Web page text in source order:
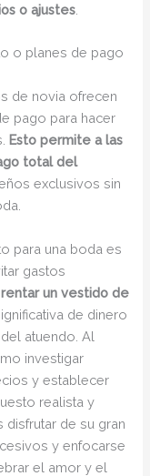
o ajustes
o planes de pago
de novia ofrecen
pago para hacer
Esto permite a las
total del
exclusivos sin
para una boda es
gastos
rentar un vestido de
de dinero
atuendo. Al
investigar
y establecer
realista y
disfrutar de su gran
y enfocarse
el amor y el